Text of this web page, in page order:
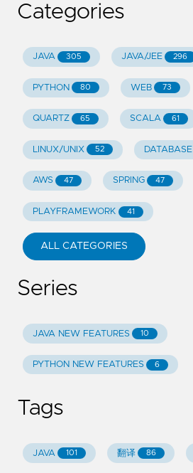
Categories
JAVA 305 JAVA/JEE 296
PYTHON 80 WEB 73
QUARTZ 65 SCALA 61
LINUX/UNIX 52 DATABASE
AWS 47 SPRING 47
PLAYFRAMEWORK 41
ALL CATEGORIES
Series
JAVA NEW FEATURES 10
PYTHON NEW FEATURES 6
Tags
JAVA 101 翻译 86